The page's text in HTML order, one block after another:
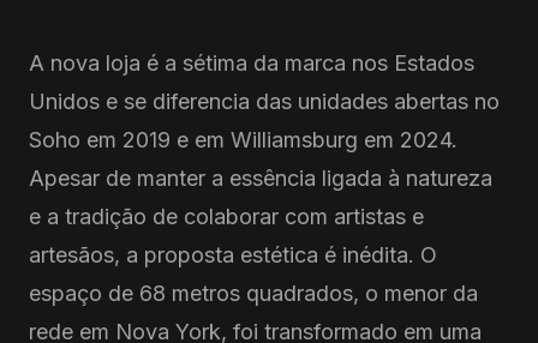
A nova loja é a sétima da marca nos Estados
Unidos e se diferencia das unidades abertas no
Soho em 2019 e em Williamsburg em 2024.
Apesar de manter a essência ligada à natureza
e a tradição de colaborar com artistas e
artesãos, a proposta estética é inédita. O
espaço de 68 metros quadrados, o menor da
rede em Nova York, foi transformado em uma